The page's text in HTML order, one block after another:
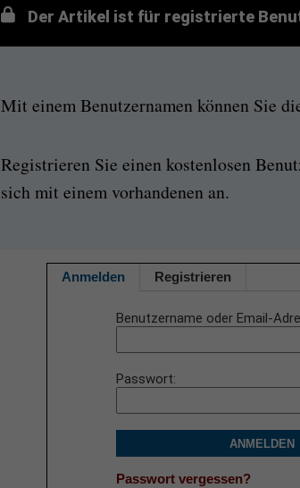
Der Artikel ist für registrierte
Mit einem Benutzernamen können Sie
Registrieren Sie einen kostenlosen
sich mit einem vorhandenen an.
Anmelden Registrieren
Benutzername oder Email-
Passwort
ANMELDEN
Passwort vergessen?